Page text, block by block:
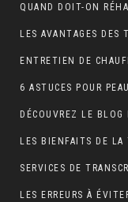
QUAND DOIT-ON
LES AVANTAGES DES
6 ASTUCES POUR